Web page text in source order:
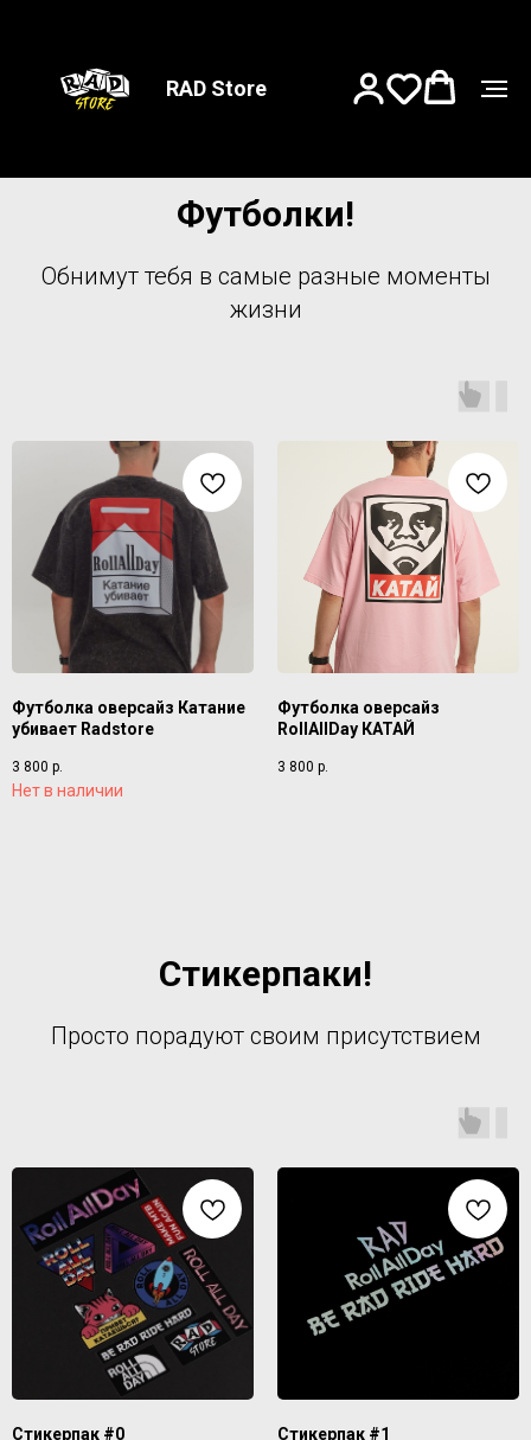
RAD Store
Футболки!
Обнимут тебя в самые разные моменты
жизни
Футболка оверсайз Катание
убивает Radstore
3 800 р.
Нет в наличии
Футболка оверсайз
RollAllDay КАТАЙ
3 800 р.
Стикерпаки!
Просто порадуют своим присутствием
Стикерпак #0 Стикерпак #1